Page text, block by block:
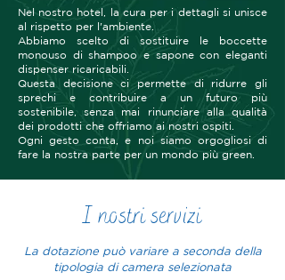
Nel nostro hotel, la cura per i dettagli si unisce
al rispetto per l'ambiente.
Abbiamo scelto di sostituire le boccette
monouso di shampoo e sapone con eleganti
dispenser ricaricabili.
Questa decisione ci permette di ridurre gli
sprechi e contribuire a un futuro più
sostenibile, senza mai rinunciare alla qualità
dei prodotti che offriamo ai nostri ospiti.
Ogni gesto conta, e noi siamo orgogliosi di
fare la nostra parte per un mondo più green.
I nostri servizi
La dotazione può variare a seconda della
tipologia di camera selezionata